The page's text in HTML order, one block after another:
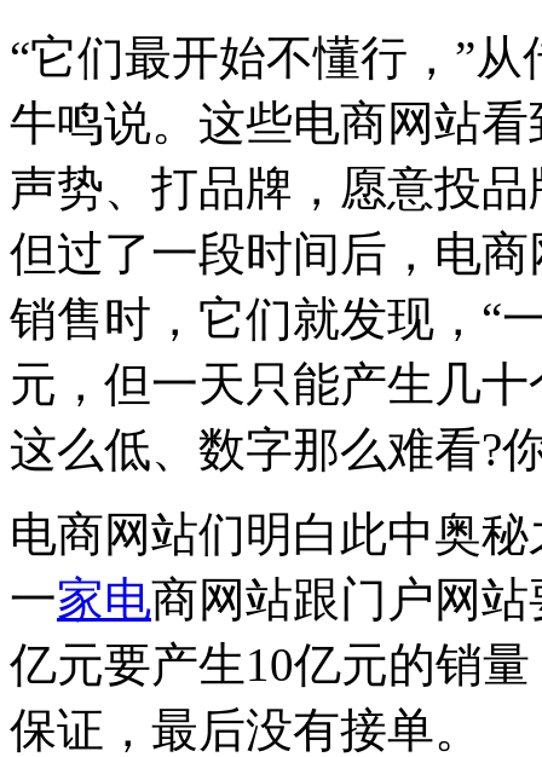
“它们最开始不懂行，”
牛鸣说。这些电商网站
声势、打品牌，愿意投
但过了一段时间后，电
销售时，它们就发现，“
元，但一天只能产生几
这么低、数字那么难看?
电商网站们明白此中奥
一家电商网站跟门户网
亿元要产生10亿元的销
保证，最后没有接单。